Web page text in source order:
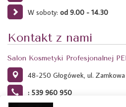
W soboty: od 9.00 - 14.30
Kontakt z nami
Salon Kosmetyki Profesjonalnej
48-250 Głogówek, ul.
: 539 960 950